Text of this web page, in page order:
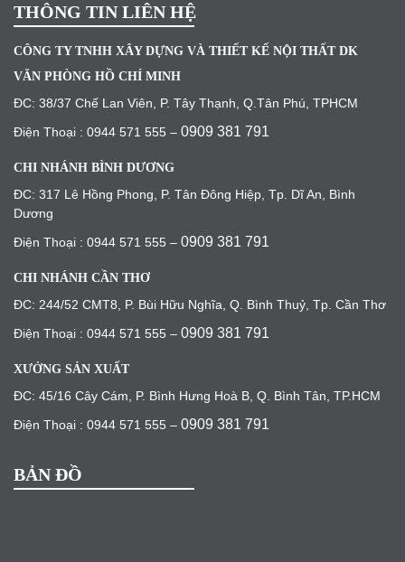
THÔNG TIN LIÊN HỆ
CÔNG TY TNHH XÂY DỰNG VÀ THIẾT KẾ NỘI THẤT DK
VĂN PHÒNG HỒ CHÍ MINH
ĐC: 38/37 Chế Lan Viên, P. Tây Thạnh, Q.Tân Phú, TPHCM
Điện Thoại : 0944 571 555 – 0909 381 791
CHI NHÁNH BÌNH DƯƠNG
ĐC: 317 Lê Hồng Phong, P. Tân Đông Hiệp, Tp. Dĩ An, Bình
Dương
Điện Thoại : 0944 571 555 – 0909 381 791
CHI NHÁNH CẦN THƠ
ĐC: 244/52 CMT8, P. Bùi Hữu Nghĩa, Q. Bình Thuỷ, Tp. Cần Thơ
Điện Thoại : 0944 571 555 – 0909 381 791
XƯỞNG SẢN XUẤT
ĐC: 45/16 Cây Cám, P. Bình Hưng Hoà B, Q. Bình Tân, TP.HCM
Điện Thoại : 0944 571 555 – 0909 381 791
BẢN ĐỒ